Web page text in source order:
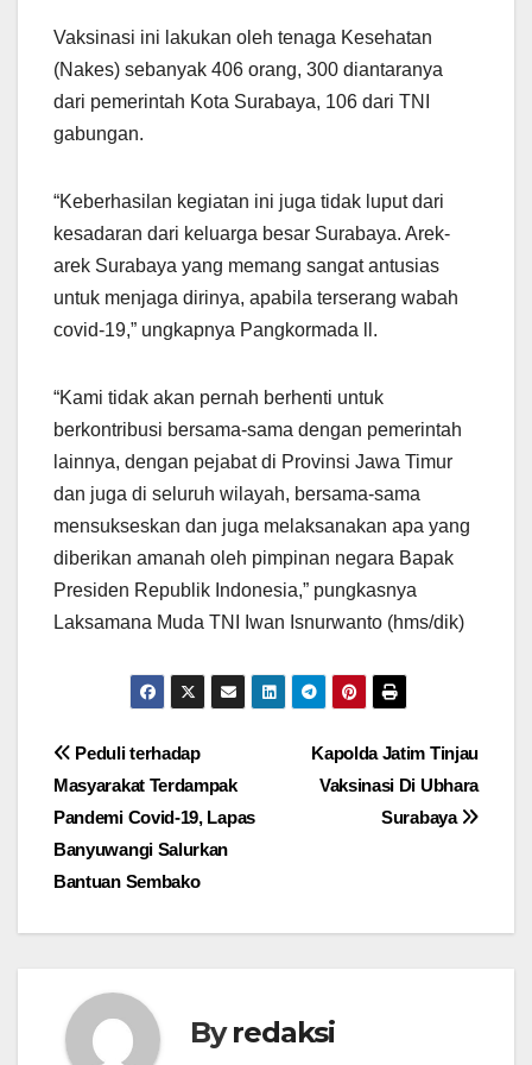
Vaksinasi ini lakukan oleh tenaga Kesehatan
(Nakes) sebanyak 406 orang, 300 diantaranya
dari pemerintah Kota Surabaya, 106 dari TNI
gabungan.
“Keberhasilan kegiatan ini juga tidak luput dari
kesadaran dari keluarga besar Surabaya. Arek-
arek Surabaya yang memang sangat antusias
untuk menjaga dirinya, apabila terserang wabah
covid-19,” ungkapnya Pangkormada ll.
“Kami tidak akan pernah berhenti untuk
berkontribusi bersama-sama dengan pemerintah
lainnya, dengan pejabat di Provinsi Jawa Timur
dan juga di seluruh wilayah, bersama-sama
mensukseskan dan juga melaksanakan apa yang
diberikan amanah oleh pimpinan negara Bapak
Presiden Republik Indonesia,” pungkasnya
Laksamana Muda TNI Iwan Isnurwanto (hms/dik)
Navigasi
pos
Kapolda Jatim Tinjau
Vaksinasi Di Ubhara
Surabaya
Peduli terhadap
Masyarakat Terdampak
Pandemi Covid-19, Lapas
Banyuwangi Salurkan
Bantuan Sembako
Byredaksi